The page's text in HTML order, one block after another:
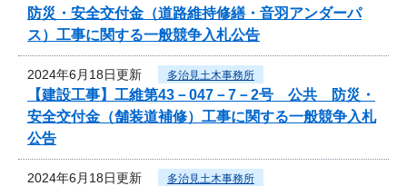
防災・安全交付金（道路維持修繕・音羽アンダーパ
ス）工事に関する一般競争入札公告
2024年6月18日更新 多治見土木事務所
【建設工事】工維第43－047－7－2号 公共 防災・
安全交付金（舗装道補修）工事に関する一般競争入札
公告
2024年6月18日更新 多治見土木事務所